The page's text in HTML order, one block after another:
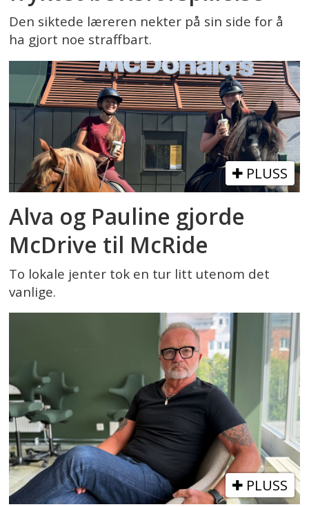
Den siktede læreren nekter på sin side for å
ha gjort noe straffbart.
PLUSS
Alva og Pauline gjorde
McDrive til McRide
To lokale jenter tok en tur litt utenom det
vanlige.
PLUSS